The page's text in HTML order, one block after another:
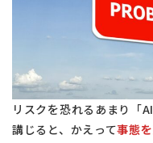
リスクを恐れるあまり「
講じると、かえって事態